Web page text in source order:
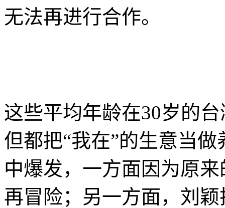
无法再进行合作。
这些平均年龄在30岁的
但都把“我在”的生意当
中爆发，一方面因为原
再冒险；另一方面，刘